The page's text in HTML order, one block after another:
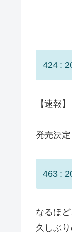
424 :
【速報
発売決定
463 :
なるほ
久しぶ